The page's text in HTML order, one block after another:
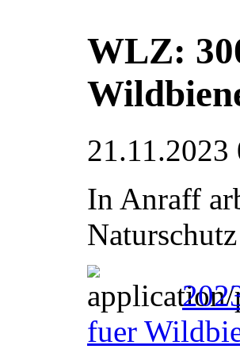
WLZ:
21.11.2023
In Anraff
fuer